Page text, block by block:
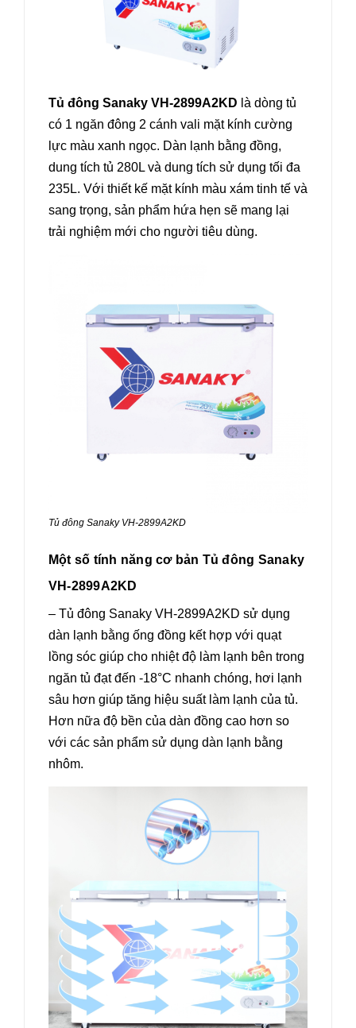
Tủ đông Sanaky VH-2899A2KD là dòng tủ
có 1 ngăn đông 2 cánh vali mặt kính cường
lực màu xanh ngọc. Dàn lạnh bằng đồng,
dung tích tủ 280L và dung tích sử dụng tối đa
235L. Với thiết kế mặt kính màu xám tinh tế và
sang trọng, sản phẩm hứa hẹn sẽ mang lại
trải nghiệm mới cho người tiêu dùng.
Tủ đông Sanaky VH-2899A2KD
Một số tính năng cơ bản Tủ đông Sanaky
VH-2899A2KD
– Tủ đông Sanaky VH-2899A2KD sử dụng
dàn lạnh bằng ống đồng kết hợp với quạt
lồng sóc giúp cho nhiệt độ làm lạnh bên trong
ngăn tủ đạt đến -18°C nhanh chóng, hơi lạnh
sâu hơn giúp tăng hiệu suất làm lạnh của tủ.
Hơn nữa độ bền của dàn đồng cao hơn so
với các sản phẩm sử dụng dàn lạnh bằng
nhôm.